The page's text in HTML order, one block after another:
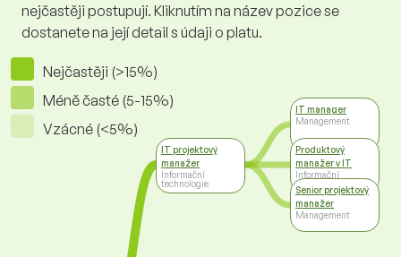
nejčastěji postupují. Kliknutím na název pozice se
dostanete na její detail s údaji o platu.
Nejčastěji (>15%)
Méně časté (5-15%)
Vzácné (<5%)
IT projektový
manažer
Informační
technologie
IT manager
Management
Produktový
manažer v IT
Informační
technologie
Senior projektový
manažer
Management